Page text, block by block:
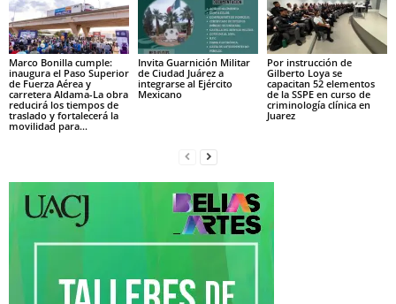
Marco Bonilla cumple:
inaugura el Paso Superior
de Fuerza Aérea y
carretera Aldama-La obra
reducirá los tiempos de
traslado y fortalecerá la
movilidad para...
Invita Guarnición Militar
de Ciudad Juárez a
integrarse al Ejército
Mexicano
Por instrucción de
Gilberto Loya se
capacitan 52 elementos
de la SSPE en curso de
criminología clínica en
Juarez